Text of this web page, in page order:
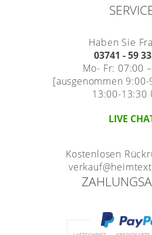
Haben Sie
03741 - 59
Mo- Fr: 07:00
[ausgenommen
13:00-13:30
LIVE
Kostenlosen